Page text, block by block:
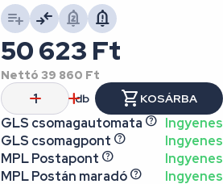
50 623 Ft
Nettó 39 860 Ft
db
KOSÁRBA
GLS csomagautomata
Ingyenes
GLS csomagpont
Ingyenes
MPL Postapont
Ingyenes
MPL Postán maradó
Ingyenes